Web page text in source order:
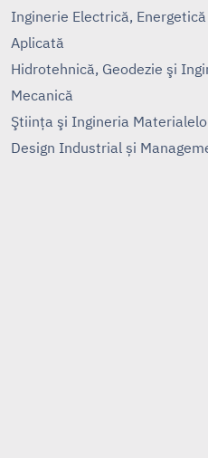
Inginerie Electrică,
Aplicată
Hidrotehnică, Geodezie şi
Mecanică
Ştiinţa şi Ingineria
Design Industrial și